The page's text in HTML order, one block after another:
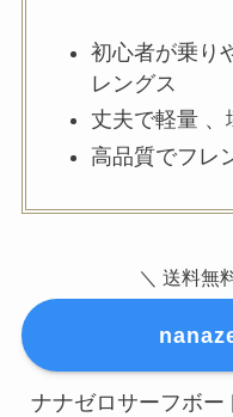
初心者が乗り
レングス
丈夫で軽量 、
高品質でフレ
＼ 送料無
ナナゼロサーフボー